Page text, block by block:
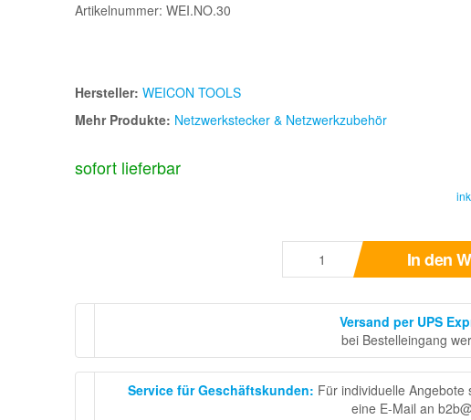
Artikelnummer: WEI.NO.30
Hersteller: WEICON TOOLS
Mehr Produkte: Netzwerkstecker & Netzwerkzubehör
sofort lieferbar
In den
Versand per UPS
bei Bestelleingang
Service für Geschäftskunden: Für individuelle Angebote
eine E-Mail an